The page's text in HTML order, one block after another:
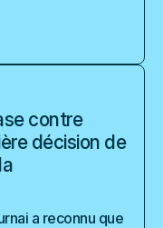
contre
décision de
a reconnu que